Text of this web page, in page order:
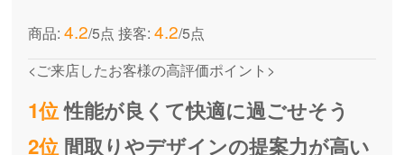
商品: 4.2/5点 接客: 4.2/5点
<ご来店したお客様の高評価ポイント>
1位性能が良くて快適に過ごせそう
2位間取りやデザインの提案力が高い